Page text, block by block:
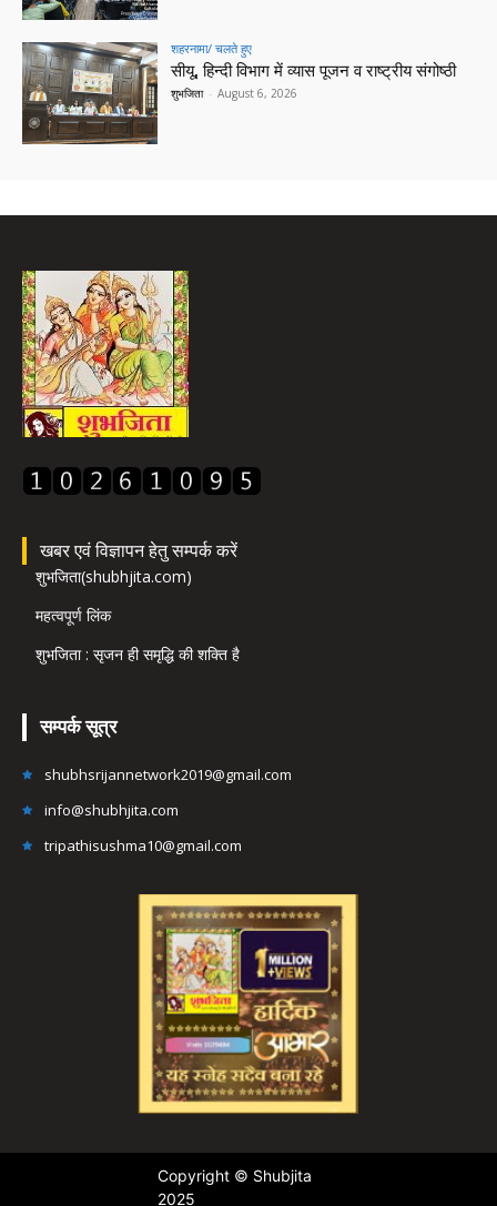
शहरनामा/ चलते हुए
सीयू, हिन्दी विभाग में व्यास पूजन व राष्ट्रीय संगोष्ठी
शुभजिता - August 6, 2026
खबर एवं विज्ञापन हेतु सम्पर्क करें
शुभजिता(shubhjita.com)
महत्वपूर्ण लिंक
शुभजिता : सृजन ही समृद्धि की शक्ति है
सम्पर्क सूत्र
shubhsrijannetwork2019@gmail.com
info@shubhjita.com
tripathisushma10@gmail.com
Copyright © Shubjita
2025